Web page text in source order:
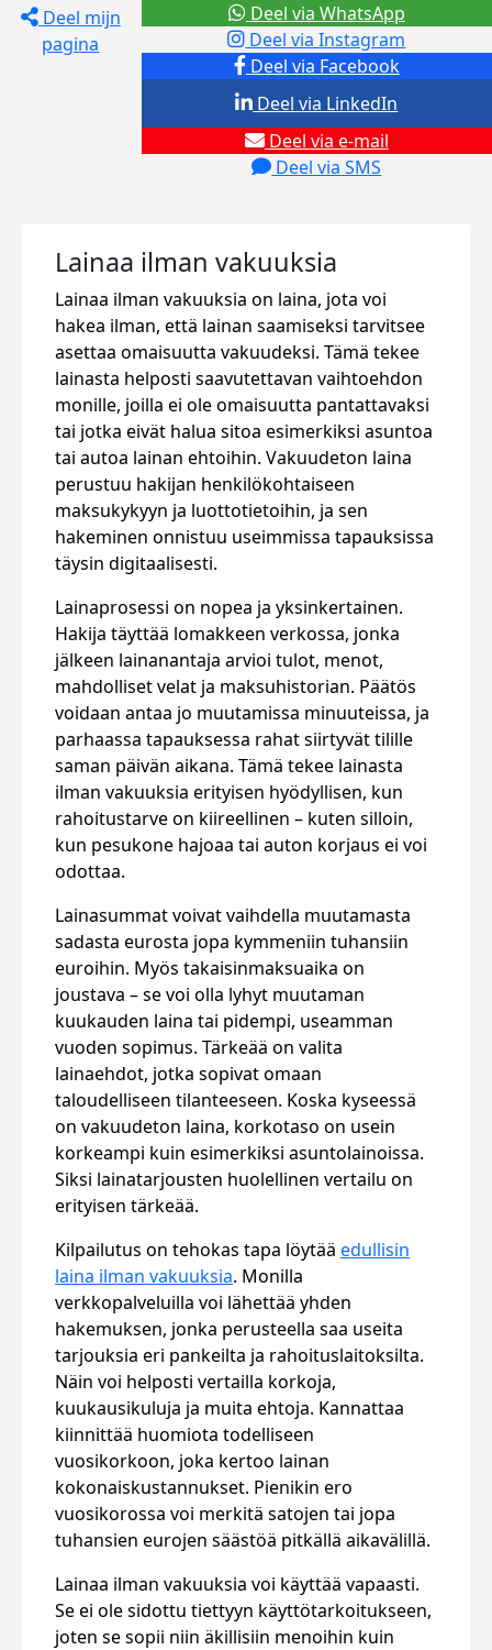
Deel mijn
pagina
Deel via Facebook
Deel via Instagram
Deel via e-mail
Deel via SMS
Deel via LinkedIn
Deel via WhatsApp
Lainaa ilman vakuuksia
Lainaa ilman vakuuksia on laina, jota voi
hakea ilman, että lainan saamiseksi tarvitsee
asettaa omaisuutta vakuudeksi. Tämä tekee
lainasta helposti saavutettavan vaihtoehdon
monille, joilla ei ole omaisuutta pantattavaksi
tai jotka eivät halua sitoa esimerkiksi asuntoa
tai autoa lainan ehtoihin. Vakuudeton laina
perustuu hakijan henkilökohtaiseen
maksukykyyn ja luottotietoihin, ja sen
hakeminen onnistuu useimmissa tapauksissa
täysin digitaalisesti.
Lainaprosessi on nopea ja yksinkertainen.
Hakija täyttää lomakkeen verkossa, jonka
jälkeen lainanantaja arvioi tulot, menot,
mahdolliset velat ja maksuhistorian. Päätös
voidaan antaa jo muutamissa minuuteissa, ja
parhaassa tapauksessa rahat siirtyvät tilille
saman päivän aikana. Tämä tekee lainasta
ilman vakuuksia erityisen hyödyllisen, kun
rahoitustarve on kiireellinen – kuten silloin,
kun pesukone hajoaa tai auton korjaus ei voi
odottaa.
Lainasummat voivat vaihdella muutamasta
sadasta eurosta jopa kymmeniin tuhansiin
euroihin. Myös takaisinmaksuaika on
joustava – se voi olla lyhyt muutaman
kuukauden laina tai pidempi, useamman
vuoden sopimus. Tärkeää on valita
lainaehdot, jotka sopivat omaan
taloudelliseen tilanteeseen. Koska kyseessä
on vakuudeton laina, korkotaso on usein
korkeampi kuin esimerkiksi asuntolainoissa.
Siksi lainatarjousten huolellinen vertailu on
erityisen tärkeää.
Kilpailutus on tehokas tapa löytää edullisin
laina ilman vakuuksia. Monilla
verkkopalveluilla voi lähettää yhden
hakemuksen, jonka perusteella saa useita
tarjouksia eri pankeilta ja rahoituslaitoksilta.
Näin voi helposti vertailla korkoja,
kuukausikuluja ja muita ehtoja. Kannattaa
kiinnittää huomiota todelliseen
vuosikorkoon, joka kertoo lainan
kokonaiskustannukset. Pienikin ero
vuosikorossa voi merkitä satojen tai jopa
tuhansien eurojen säästöä pitkällä aikavälillä.
Lainaa ilman vakuuksia voi käyttää vapaasti.
Se ei ole sidottu tiettyyn käyttötarkoitukseen,
joten se sopii niin äkillisiin menoihin kuin